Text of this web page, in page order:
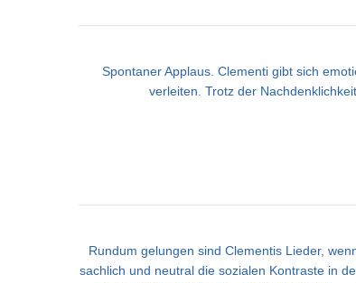
Spontaner Applaus. Clementi gibt sich
verleiten. Trotz der
Rundum gelungen sind Clementis Lieder,
sachlich und neutral die sozialen Kontraste in